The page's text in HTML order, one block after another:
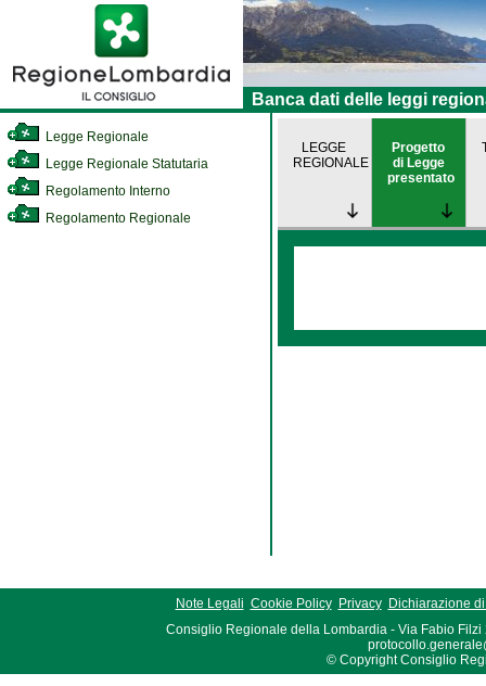
Banca dati delle leggi
Legge Regionale
Legge Regionale Statutaria
Regolamento Interno
Regolamento Regionale
LEGGE
REGIONALE
Progetto
di Legge
presentato
Note Legali Cookie Policy Privacy
Dichiarazione
Consiglio Regionale della Lombardia - Via Fabio Filzi
© Copyright Consiglio